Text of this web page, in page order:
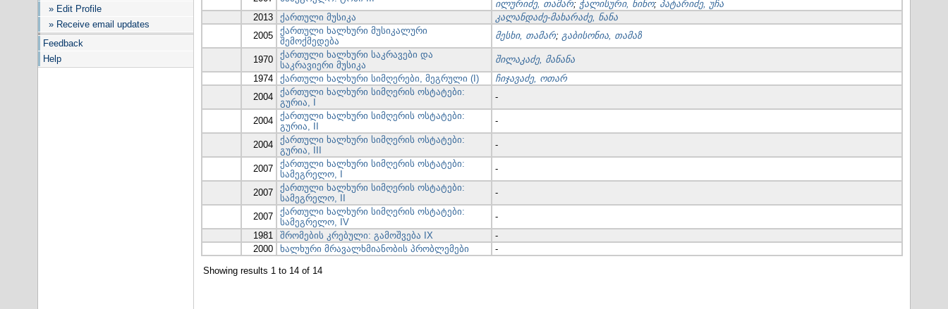
» Edit Profile
» Receive email updates
Feedback
Help
ილურიძე, თამარ; ჭალისური, ნინო; პატარიძე, უჩა
2013
ქართული მუსიკა
კალანდაძე-მახარაძე, ნანა
2005
ქართული ხალხური მუსიკალური
შემოქმედება
მესხი, თამარ; გაბისონია, თამაზ
1970
ქართული ხალხური საკრავები და
საკრავიერი მუსიკა
შილაკაძე, მანანა
1974
ქართული ხალხური სიმღერები, მეგრული (I)
ჩიჯავაძე, ოთარ
2004
ქართული ხალხური სიმღერის ოსტატები:
გურია, I
-
2004
ქართული ხალხური სიმღერის ოსტატები:
გურია, II
-
2004
ქართული ხალხური სიმღერის ოსტატები:
გურია, III
-
2007
ქართული ხალხური სიმღერის ოსტატები:
სამეგრელო, I
-
2007
ქართული ხალხური სიმღერის ოსტატები:
სამეგრელო, II
-
2007
ქართული ხალხური სიმღერის ოსტატები:
სამეგრელო, IV
-
1981
შრომების კრებული: გამოშვება IX
-
2000
ხალხური მრავალხმიანობის პრობლემები -
Showing results 1 to 14 of 14